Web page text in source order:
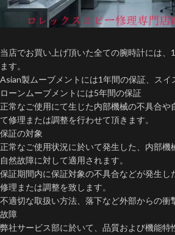
当店でお買い上げ頂いた全ての腕時計には、
ます。
Asian製ムーブメントには1年間の保証、スイ
ローンムーブメントには5年間の保証
正常なご使用にて生じた内部機械の不具合や
て修理または調整を行わせて頂きます。
保証の対象
正常なご使用状況に於いて発生した、内部機
自然故障に対して適用されます。
保証期間内に保証対象の不具合などが発生し
修理または調整を致します。
不適切な取扱い方法、落下など外部からの衝
故障
弊社サービス部に於いて、品質および機能特